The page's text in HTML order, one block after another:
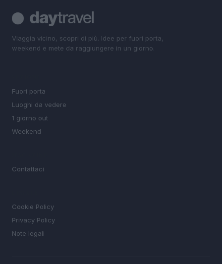
Viaggia vicino, scopri di più. Idee per fuori porta,
weekend e mete da raggiungere in un giorno.
Fuori porta
Luoghi da vedere
1 giorno out
Weekend
Contattaci
Cookie Policy
Privacy Policy
Note legali